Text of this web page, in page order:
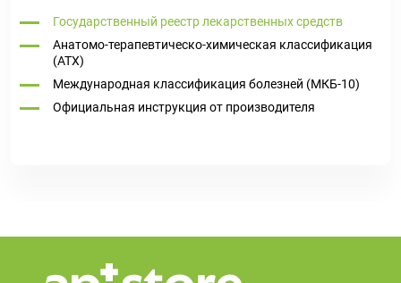
Государственный реестр лекарственных средств
Анатомо-терапевтическо-химическая классификация
(ATX)
Международная классификация болезней (МКБ-10)
Официальная инструкция от производителя